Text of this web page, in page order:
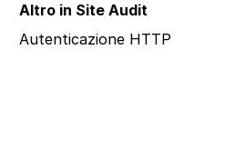
Altro in Site Audit
Autenticazione HTTP